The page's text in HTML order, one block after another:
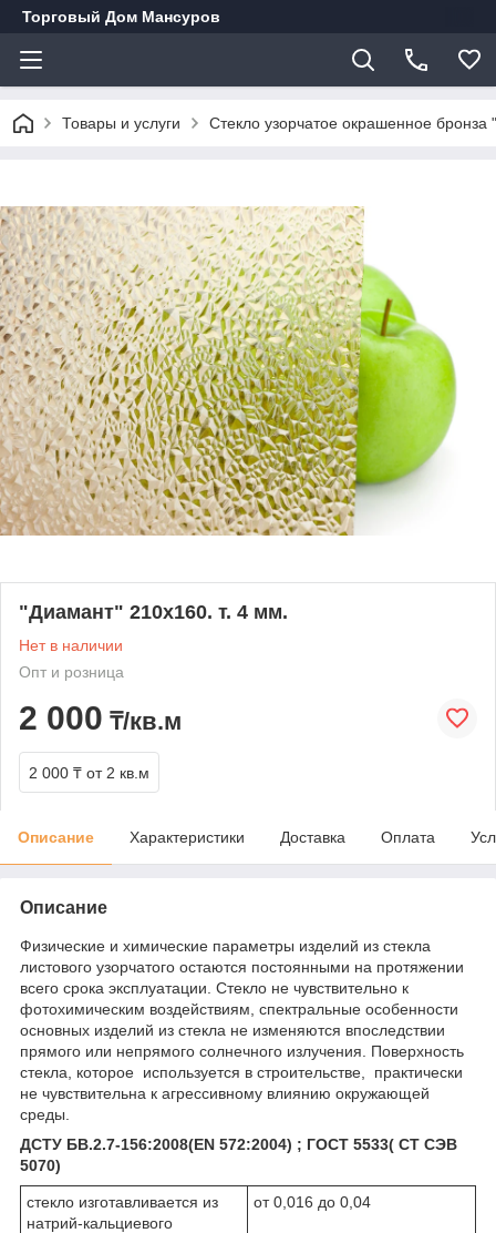
Торговый Дом Мансуров
Товары и услуги Стекло узорчатое окрашенное
"Диамант" 210х160. т. 4 мм.
Нет в наличии
Опт и розница
2 000 ₸/кв.м
2 000 ₸ от 2 кв.м
Описание Характеристики Доставка Оплата
Описание
Физические и химические параметры изделий из стекла
листового узорчатого остаются постоянными на протяжении
всего срока эксплуатации. Стекло не чувствительно к
фотохимическим воздействиям, спектральные особенности
основных изделий из стекла не изменяются впоследствии
прямого или непрямого солнечного излучения. Поверхность
стекла, которое используется в строительстве, практически
не чувствительна к агрессивному влиянию окружающей
среды.
ДСТУ БВ.2.7-156:2008(EN 572:2004) ; ГОСТ 5533( СТ СЭВ
5070)
стекло изготавливается из
натрий-кальциевого
от 0,016 до 0,04